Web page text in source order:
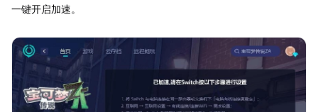
一键开启加速。